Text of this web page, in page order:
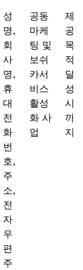
성
명,
회
사
명,
휴
대
전
화
번
호,
주
소,
전
자
우
편
주
공동
마케
팅 및
보쉬
카서
비스
활성
화 사
업
제
공
목
적
달
성
시
까
지